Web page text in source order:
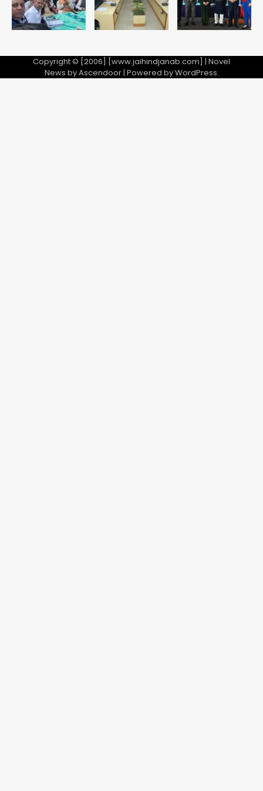
Copyright © [2006] [www.jaihindjanab.com] | Novel
News byAscendoor| Powered byWordPress.